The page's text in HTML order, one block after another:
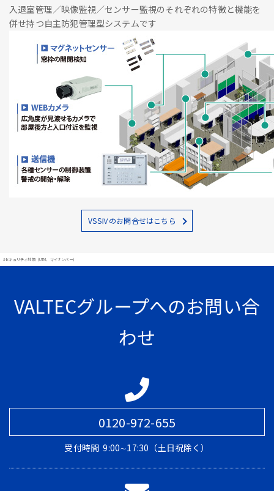
入退室管理／映像監視／センサー監視のそれぞれの特徴と機能を
併せ持つ自主防犯管理型システムです
VSSⅣのお問合せはこちら
#セキュリティ対策（UTM、マイナンバー）
VALTECグループへのお問い合
わせ
0120-972-655
受付時間 9:00∼17:30（土日祝除く）